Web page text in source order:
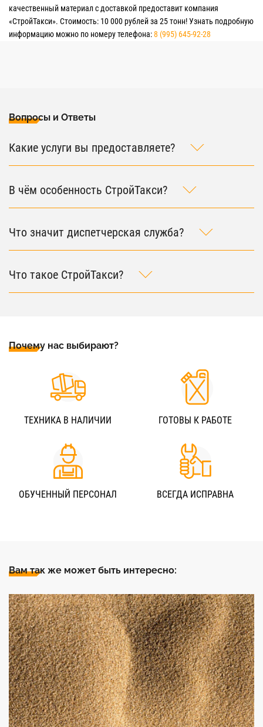
качественный материал с доставкой предоставит компания
«СтройТакси». Стоимость: 10 000 рублей за 25 тонн! Узнать подробную
информацию можно по номеру телефона:8 (995) 645-92-28
Вопросы и Ответы
Какие услуги вы предоставляете?
В чём особенность СтройТакси?
Что значит диспетчерская служба?
Что такое СтройТакси?
Почему нас выбирают?
ТЕХНИКА В НАЛИЧИИ ГОТОВЫ К РАБОТЕ
ОБУЧЕННЫЙ ПЕРСОНАЛ ВСЕГДА ИСПРАВНА
Вам так же может быть интересно: